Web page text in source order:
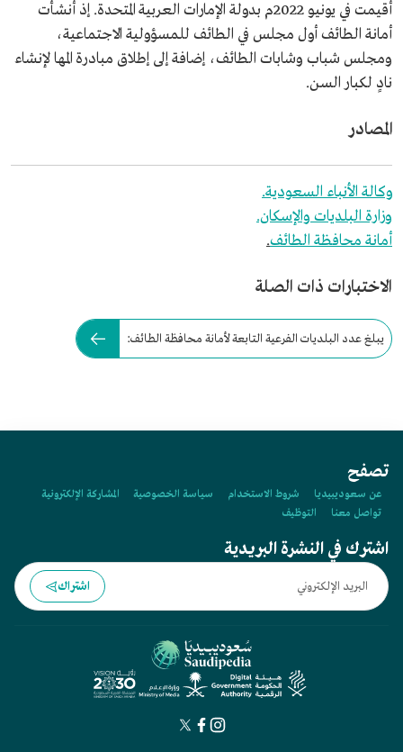
أقيمت في يونيو 2022م بدولة الإمارات العربية المتحدة. إذ أنشأت
أمانة الطائف أول مجلس في الطائف للمسؤولية الاجتماعية،
ومجلس شباب وشابات الطائف، إضافة إلى إطلاق مبادرة المها لإنشاء
نادٍ لكبار السن.
المصادر
وكالة الأنباء السعودية.
وزارة البلديات والإسكان.
أمانة محافظة الطائف.
الاختبارات ذات الصلة
يبلغ عدد البلديات الفرعية التابعة لأمانة محافظة الطائف:
تصفح
عن سعوديبيديا شروط الاستخدام سياسة الخصوصية
المشاركة الإلكترونية
تواصل معنا
التوظيف
اشترك في النشرة البريدية
اشتراك